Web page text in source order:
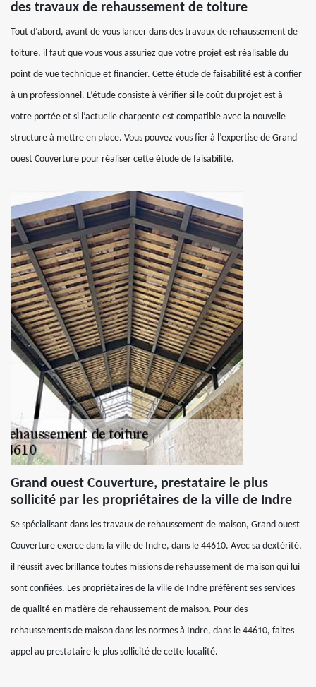
des travaux de rehaussement de toiture
Tout d’abord, avant de vous lancer dans des travaux de rehaussement de
toiture, il faut que vous vous assuriez que votre projet est réalisable du
point de vue technique et financier. Cette étude de faisabilité est à confier
à un professionnel. L’étude consiste à vérifier si le coût du projet est à
votre portée et si l’actuelle charpente est compatible avec la nouvelle
structure à mettre en place. Vous pouvez vous fier à l’expertise de Grand
ouest Couverture pour réaliser cette étude de faisabilité.
Grand ouest Couverture, prestataire le plus
sollicité par les propriétaires de la ville de Indre
Se spécialisant dans les travaux de rehaussement de maison, Grand ouest
Couverture exerce dans la ville de Indre, dans le 44610. Avec sa dextérité,
il réussit avec brillance toutes missions de rehaussement de maison qui lui
sont confiées. Les propriétaires de la ville de Indre préfèrent ses services
de qualité en matière de rehaussement de maison. Pour des
rehaussements de maison dans les normes à Indre, dans le 44610, faites
appel au prestataire le plus sollicité de cette localité.